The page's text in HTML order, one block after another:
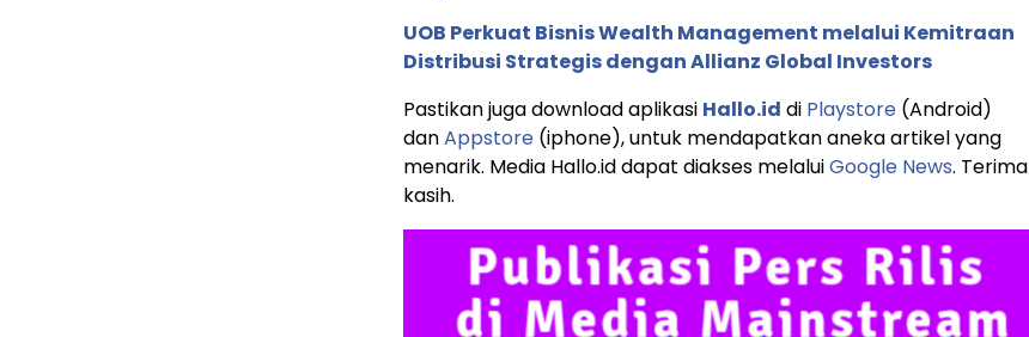
UOB Perkuat Bisnis Wealth Management melalui Kemitraan
Distribusi Strategis dengan Allianz Global Investors
Pastikan juga download aplikasi Hallo.id di Playstore (Android)
danAppstore (iphone), untuk mendapatkan aneka artikel yang
menarik. Media Hallo.id dapat diakses melaluiGoogle News. Terima
kasih.